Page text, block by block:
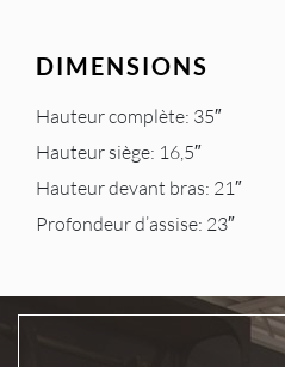
DIMENSIONS
Hauteur complète: 35″
Hauteur siège: 16,5″
Hauteur devant bras: 21″
Profondeur d’assise: 23″